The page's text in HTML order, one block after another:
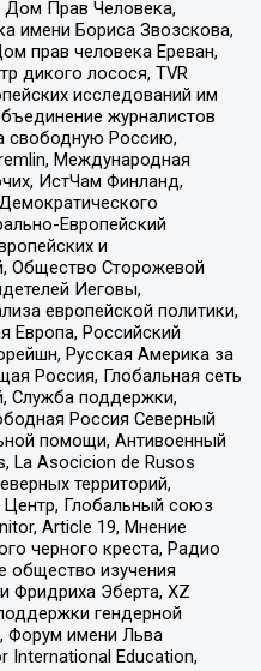
Дом Прав Человека,
имени Бориса Звозскова,
прав человека Ереван,
дикого лосося, TVR
исследований им
журналистов
свободную Россию,
Международная
ИстЧам Финланд,
Европейский
и
Общество Сторожевой
Иеговы,
европейской политики,
Европа, Российский
Русская Америка за
Россия, Глобальная сеть
Служба поддержки,
Россия Северный
помощи, Антивоенный
La Asocicion de Rusos
территорий,
Глобальный союз
Article 19, Мнение
черного креста, Радио
общество изучения
Фридриха Эберта, XZ
гендерной
Форум имени Льва
International Education,